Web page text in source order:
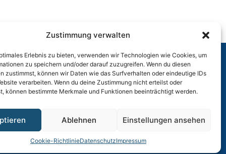
Zustimmung verwalten
Erlebnis zu bieten, verwenden wir Technologien wie Cookies, um
zu speichern und/oder darauf zuzugreifen. Wenn du diesen
zustimmst, können wir Daten wie das Surfverhalten oder eindeutige IDs
verarbeiten. Wenn du deine Zustimmung nicht erteilst oder
können bestimmte Merkmale und Funktionen beeinträchtigt werden.
Ablehnen Einstellungen ansehen
Cookie-RichtlinieDatenschutzImpressum